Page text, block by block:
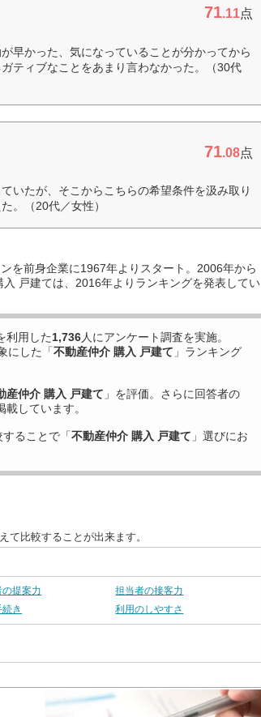
71.11点
早かった、気になっていることが分かってから
ティブなことをあまり言わなかった。（30代
71.08点
いたが、そこからこちらの希望条件を汲み取り
。（20代／女性）
を前身企業に1967年よりスタート。2006年から
戸建ては、2016年よりランキングを発表してい
利用した1,736人にアンケート調査を実施。
にした「不動産仲介 購入 戸建て 」ランキング
産仲介 購入 戸建て 」を評価。さらに回答者の
しています。
ることで「不動産仲介 購入 戸建て 」選びにお
て比較することが出来ます。
の提案力
担当者の接客力
き 利用のしやすさ